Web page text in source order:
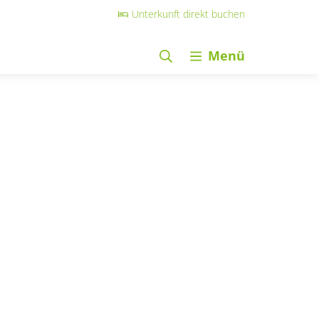
Unterkunft direkt buchen
Menü